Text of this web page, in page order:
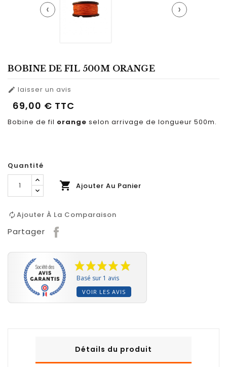
‹ ›
BOBINE DE FIL 500M ORANGE
 laisser un avis
69,00 € TTC
Bobine de fil orange selon arrivage de longueur 500m.
Quantité
 Ajouter Au Panier
Ajouter À La Comparaison
Partager
Basé sur 1 avis
VOIR LES AVIS
Détails du produit